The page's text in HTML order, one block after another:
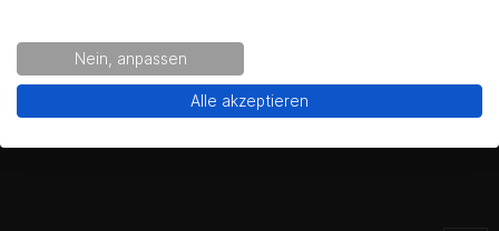
No thanks.
Nein, anpassen
Alle akzeptieren